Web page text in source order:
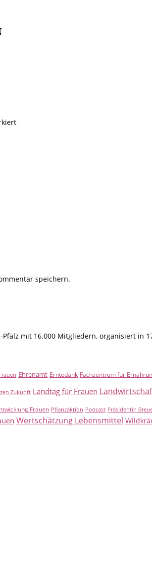
speichern.
mit 16.000 Mitgliedern, organisiert in
Ehrenamt Erntedank Fachzentrum für
Zukunft Landtag für Frauen
Frauen Pflanzaktion Podcast Präsidentin
Wertschätzung Lebensmittel